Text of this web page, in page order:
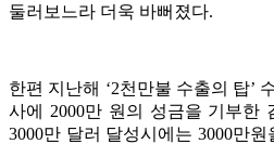
둘러보느라 더욱 바뻐졌다.
한편 지난해 ‘2천만불 수출의 탑’
사에 2000만 원의 성금을 기부한
3000만 달러 달성시에는 3000만원